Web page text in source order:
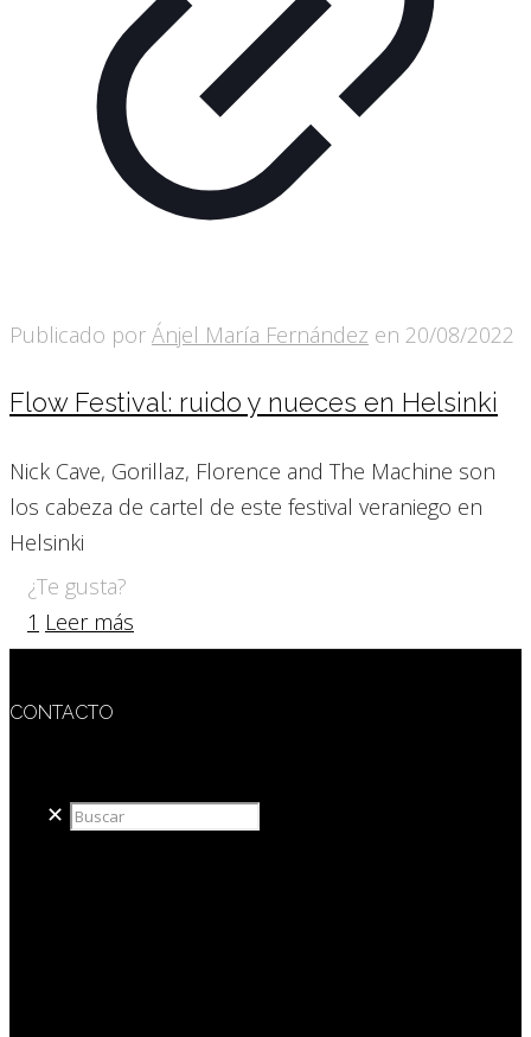
Publicado por Ánjel María Fernández en 20/08/2022
Flow Festival: ruido y nueces en Helsinki
Nick Cave, Gorillaz, Florence and The Machine son
los cabeza de cartel de este festival veraniego en
Helsinki
¿Te gusta?
1 Leer más
CONTACTO
✕